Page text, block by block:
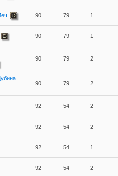
90 79 1
90 79 1
90 79 2
90
79 2
92 54 2
92 54 2
92 54 1
92 54 2